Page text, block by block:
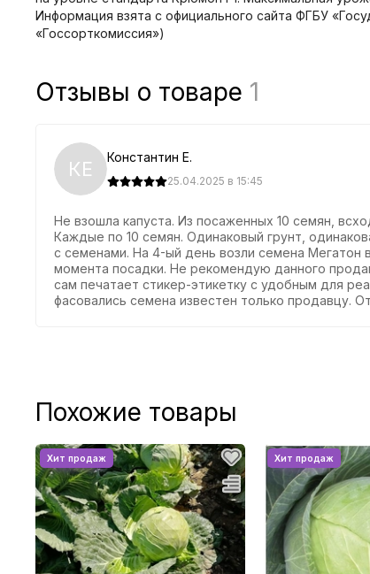
Информация взята с официального сайта ФГБУ
«Госсорткомиссия»)
Отзывы о товаре 1
КЕ Константин Е.
25.04.2025 в 15:45
Не взошла капуста. Из посаженных 10 семян,
Каждые по 10 семян. Одинаковый грунт,
с семенами. На 4-ый день возли семена Мегатон
момента посадки. Не рекомендую данного
сам печатает стикер-этикетку с удобным для
фасовались семена известен только продавцу.
Похожие товары